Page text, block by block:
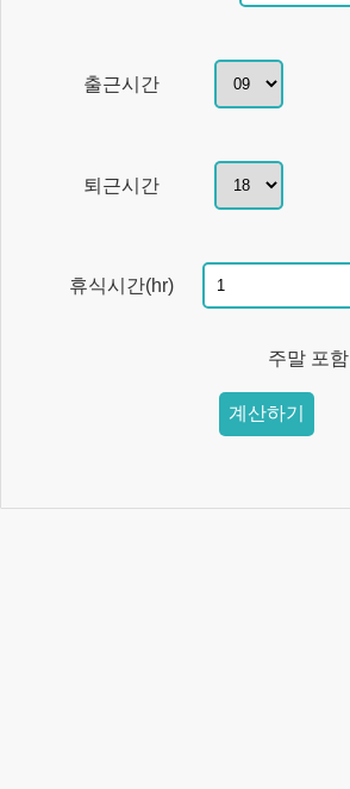
출근시간
퇴근시간
휴식시간(hr)
주말 포함
계산하기